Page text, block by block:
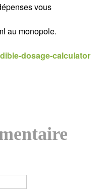
vous
au monopole.
dosage-calculator